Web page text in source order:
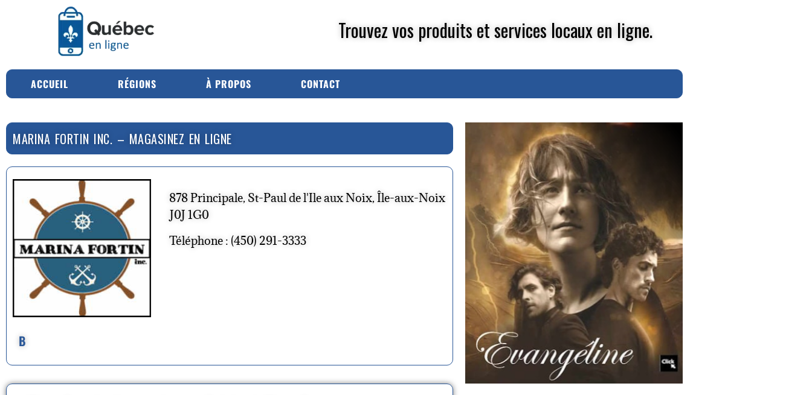
Trouvez vos produits et services locaux en ligne.
ACCUEIL RÉGIONS À PROPOS CONTACT
MARINA FORTIN INC. – MAGASINEZ EN LIGNE
B
878 Principale, St-Paul de l'Ile aux Noix, Île-aux-Noix
J0J 1G0
Téléphone : (450) 291-3333